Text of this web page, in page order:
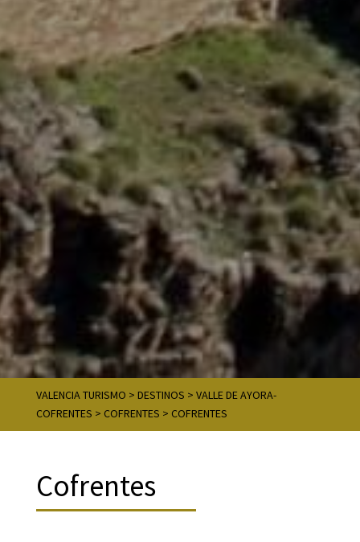
VALENCIA TURISMO > DESTINOS > VALLE DE AYORA-
COFRENTES > COFRENTES > COFRENTES
Cofrentes